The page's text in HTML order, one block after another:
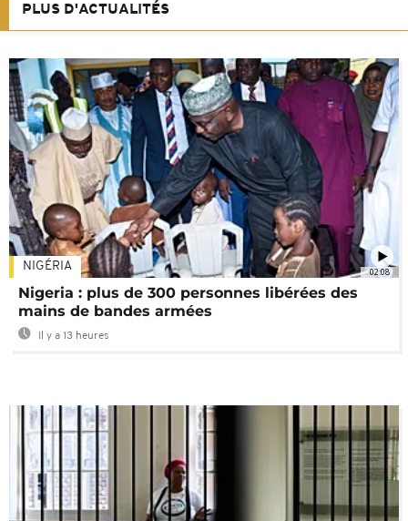
PLUS D'ACTUALITÉS
02:08
NIGÉRIA
Nigeria : plus de 300 personnes libérées des
mains de bandes armées
Il y a 13 heures